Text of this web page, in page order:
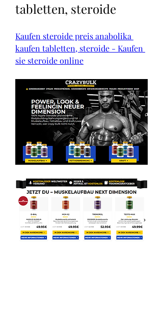
tabletten, steroide
Kaufen steroide preis anabolika
kaufen tabletten, steroide - Kaufen
sie steroide online